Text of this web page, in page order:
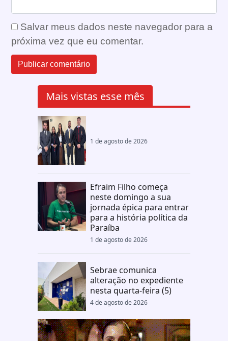
Salvar meus dados neste navegador para a
próxima vez que eu comentar.
Mais vistas esse mês
1 de agosto de 2026
Efraim Filho começa
neste domingo a sua
jornada épica para entrar
para a história política da
Paraíba
1 de agosto de 2026
Sebrae comunica
alteração no expediente
nesta quarta-feira (5)
4 de agosto de 2026